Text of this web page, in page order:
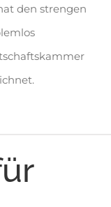
den strengen